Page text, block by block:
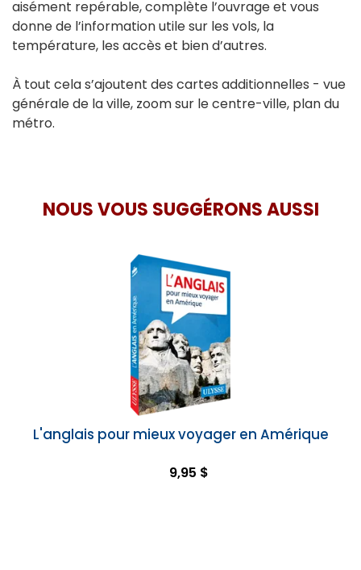
aisément repérable, complète l’ouvrage et vous
donne de l’information utile sur les vols, la
température, les accès et bien d’autres.
À tout cela s’ajoutent des cartes additionnelles - vue
générale de la ville, zoom sur le centre-ville, plan du
métro.
NOUS VOUS SUGGÉRONS AUSSI
L'anglais pour mieux voyager en Amérique
9,95 $